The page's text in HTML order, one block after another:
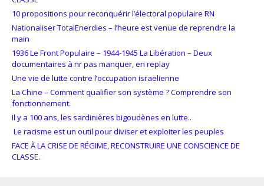
10 propositions pour reconquérir l’électoral populaire RN
Nationaliser TotalEnerdies – l’heure est venue de reprendre la
main
1936 Le Front Populaire – 1944-1945 La Libération – Deux
documentaires à nr pas manquer, en replay
Une vie de lutte contre l’occupation israëlienne
La Chine – Comment qualifier son système ? Comprendre son
fonctionnement.
Il y a 100 ans, les sardinières bigoudènes en lutte..
Le racisme est un outil pour diviser et exploiter les peuples
FACE À LA CRISE DE RÉGIME, RECONSTRUIRE UNE CONSCIENCE DE
CLASSE.